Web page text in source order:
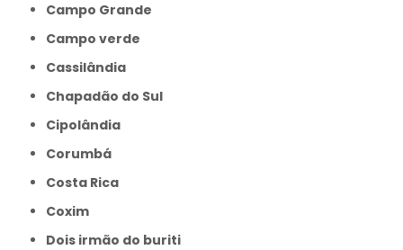
Campo Grande
Campo verde
Cassilândia
Chapadão do Sul
Cipolândia
Corumbá
Costa Rica
Coxim
Dois irmão do buriti